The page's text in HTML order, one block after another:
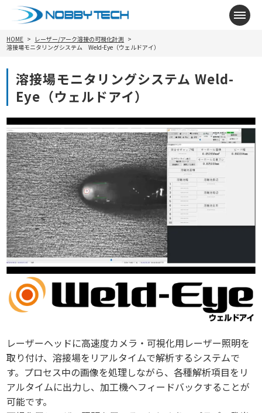
メニ
HOME
レーザー/アーク溶接の可視化計測
溶接場モニタリングシステム Weld-Eye（ウェルドアイ）
溶接場モニタリングシステム Weld-
Eye（ウェルドアイ）
レーザーヘッドに高速度カメラ・可視化用レーザー照明を
取り付け、溶接場をリアルタイムで解析するシステムで
す。プロセス中の画像を処理しながら、各種解析項目をリ
アルタイムに出力し、加工機へフィードバックすることが
可能です。